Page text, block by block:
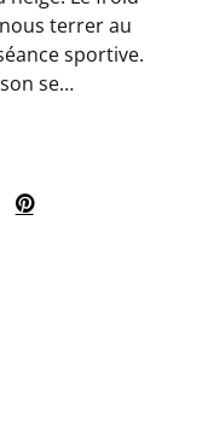
terrer au
sportive.
se…